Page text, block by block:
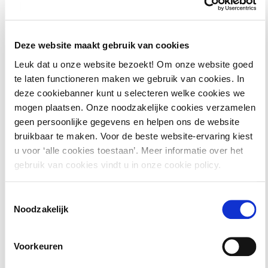
Deze website maakt gebruik van cookies
Leuk dat u onze website bezoekt! Om onze website goed
te laten functioneren maken we gebruik van cookies. In
deze cookiebanner kunt u selecteren welke cookies we
mogen plaatsen. Onze noodzakelijke cookies verzamelen
geen persoonlijke gegevens en helpen ons de website
bruikbaar te maken. Voor de beste website-ervaring kiest
u voor ‘alle cookies toestaan’. Meer informatie over het
gebruik van cookies vindt u in onze cookie policy.
Noodzakelijk
Voorkeuren
Materiaal
Digitale hand-outs en eventueel aanvullend digitaal
materiaal
Toegang tot de geheledigitale kennisbank PONT |
Data & Privacy
tot een maand na de cursus
relevante achtergrondinformatie rondom uw cursus. Zo
kunt u voor, tijdens en na de cursus continu leren over